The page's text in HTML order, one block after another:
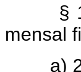
§ 1°
mensal
a)